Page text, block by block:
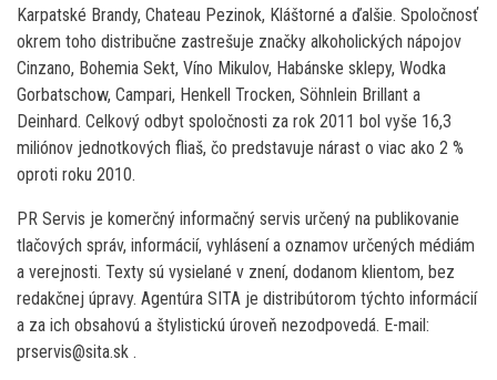
Karpatské Brandy, Chateau Pezinok, Kláštorné a ďalšie. Spoločnosť
okrem toho distribučne zastrešuje značky alkoholických nápojov
Cinzano, Bohemia Sekt, Víno Mikulov, Habánske sklepy, Wodka
Gorbatschow, Campari, Henkell Trocken, Söhnlein Brillant a
Deinhard. Celkový odbyt spoločnosti za rok 2011 bol vyše 16,3
miliónov jednotkových fliaš, čo predstavuje nárast o viac ako 2 %
oproti roku 2010.
PR Servis je komerčný informačný servis určený na publikovanie
tlačových správ, informácií, vyhlásení a oznamov určených médiám
a verejnosti. Texty sú vysielané v znení, dodanom klientom, bez
redakčnej úpravy. Agentúra SITA je distribútorom týchto informácií
a za ich obsahovú a štylistickú úroveň nezodpovedá. E-mail:
prservis@sita.sk .